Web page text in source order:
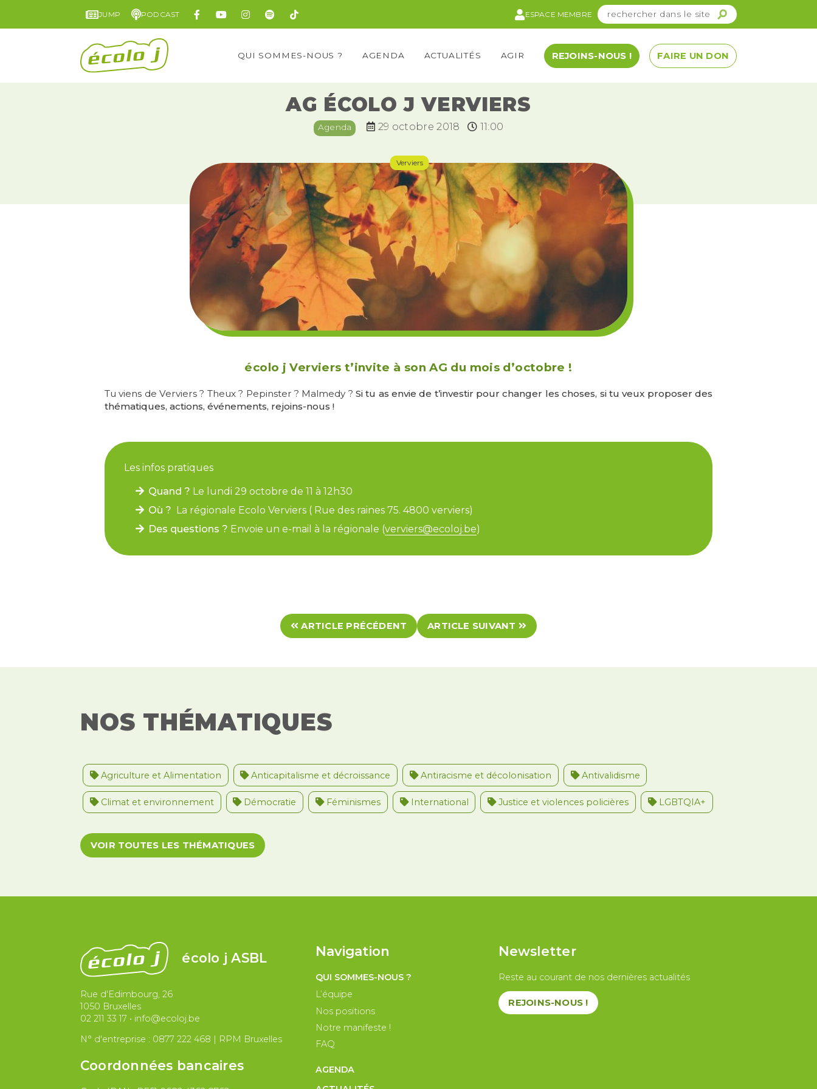
JUMP PODCAST ESPACE MEMBRE
QUI SOMMES-NOUS ? AGENDA ACTUALITÉS AGIR REJOINS-NOUS ! FAIRE UN DON
AG ÉCOLO J VERVIERS
Agenda 29 octobre 2018 11:00
Verviers
écolo j Verviers t’invite à son AG du mois d’octobre !
Tu viens de Verviers ? Theux ? Pepinster ? Malmedy ? Si tu as envie de t’investir pour changer les choses, si tu veux proposer des
thématiques, actions, événements, rejoins-nous !
Les infos pratiques
Quand ? Le lundi 29 octobre de 11 à 12h30
Où ? La régionale Ecolo Verviers ( Rue des raines 75. 4800 verviers)
Des questions ? Envoie un e-mail à la régionale (verviers@ecoloj.be)
ARTICLE PRÉCÉDENT ARTICLE SUIVANT
NOS THÉMATIQUES
Agriculture et Alimentation Anticapitalisme et décroissance Antiracisme et décolonisation Antivalidisme
Climat et environnement Démocratie Féminismes International Justice et violences policières LGBTQIA+
VOIR TOUTES LES THÉMATIQUES
écolo j ASBL
Rue d'Edimbourg, 26
1050 Bruxelles
02 211 33 17 • info@ecoloj.be
N° d'entreprise : 0877 222 468 | RPM Bruxelles
Coordonnées bancaires
Navigation
QUI SOMMES-NOUS ?
L’équipe
Nos positions
Notre manifeste !
FAQ
AGENDA
Newsletter
Reste au courant de nos dernières actualités
REJOINS-NOUS !